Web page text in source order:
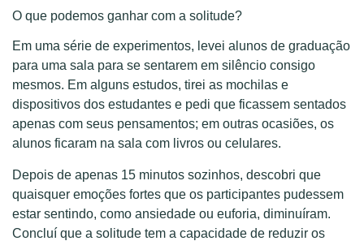
O que podemos ganhar com a solitude?
Em uma série de experimentos, levei alunos de graduação
para uma sala para se sentarem em silêncio consigo
mesmos. Em alguns estudos, tirei as mochilas e
dispositivos dos estudantes e pedi que ficassem sentados
apenas com seus pensamentos; em outras ocasiões, os
alunos ficaram na sala com livros ou celulares.
Depois de apenas 15 minutos sozinhos, descobri que
quaisquer emoções fortes que os participantes pudessem
estar sentindo, como ansiedade ou euforia, diminuíram.
Concluí que a solitude tem a capacidade de reduzir os